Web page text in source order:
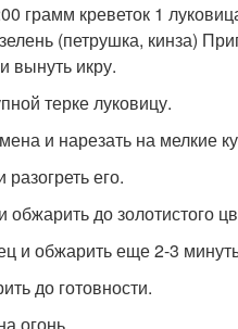
грамм креветок 1
(петрушка, кинза)
вынуть икру.
терке луковицу.
и нарезать на мелкие
его.
до золотистого
и обжарить еще 2-3
до готовности.